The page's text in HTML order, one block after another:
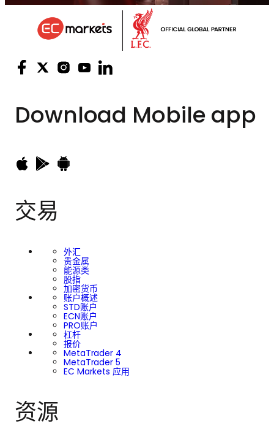
Download Mobile app
交易
外汇
贵金属
能源类
股指
加密货币
账户概述
STD账户
ECN账户
PRO账户
杠杆
报价
MetaTrader 4
MetaTrader 5
EC Markets 应用
资源